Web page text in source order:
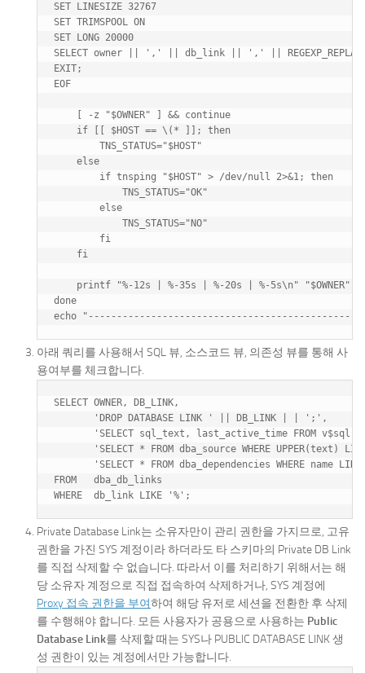
SET LINESIZE 32767
SET TRIMSPOOL ON
SET LONG 20000
SELECT owner || ',' || db_link || ',' ||
EXIT;
EOF
    [ -z "$OWNER" ] && continue
    if [[ $HOST == \(* ]]; then
        TNS_STATUS="$HOST"
    else
        if tnsping "$HOST" > /dev/null 2>&1; then
            TNS_STATUS="OK"
        else
            TNS_STATUS="NO"
        fi
    fi
printf "%-12s | %-35s | %-20s | %-5s\n" "$OWNER"
done
아래 쿼리를 사용해서 SQL 뷰, 소스코드 뷰, 의존성 뷰를 통해 사
용여부를 체크합니다.
SELECT OWNER, DB_LINK,
       'DROP DATABASE LINK ' || DB_LINK | | ';',
'SELECT sql_text, last_active_time FROM v$sql
'SELECT * FROM dba_source WHERE UPPER(text)
'SELECT * FROM dba_dependencies WHERE name
FROM   dba_db_links
Private Database Link는 소유자만이 관리 권한을 가지므로, 고유
권한을 가진 SYS 계정이라 하더라도 타 스키마의 Private DB Link
를 직접 삭제할 수 없습니다. 따라서 이를 처리하기 위해서는 해
당 소유자 계정으로 직접 접속하여 삭제하거나, SYS 계정에
Proxy 접속 권한을 부여하여 해당 유저로 세션을 전환한 후 삭제
를 수행해야 합니다. 모든 사용자가 공용으로 사용하는 Public
Database Link를 삭제할 때는 SYS나 PUBLIC DATABASE LINK 생
성 권한이 있는 계정에서만 가능합니다.